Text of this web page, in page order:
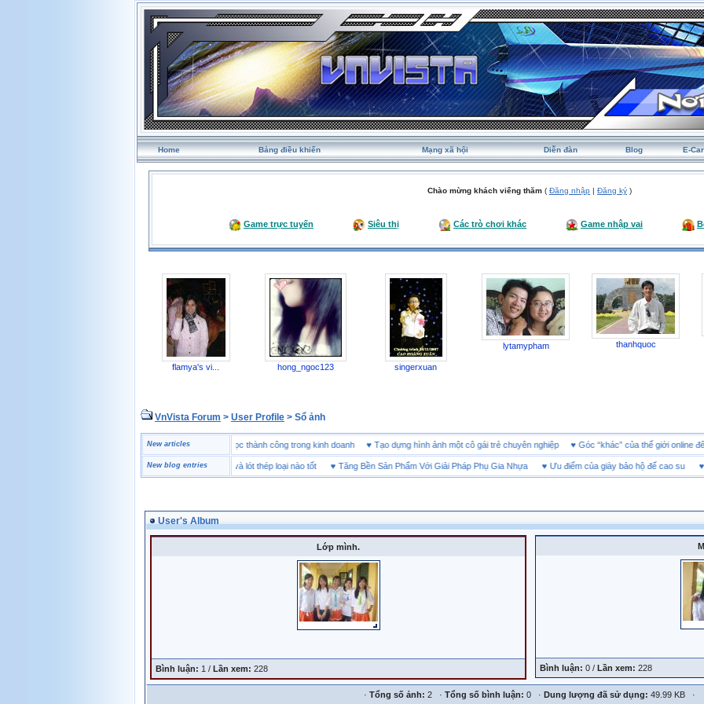
Home Bảng điều khiển Mạng xã hội Diễn đàn Blog E-
Chào mừng khách viếng thăm ( Đăng nhập | Đăng ký )
Game trực tuyến Siêu thị Các trò chơi khác Game nhập vai
flamya's vi... hong_ngoc123 singerxuan
lytamypham thanhquoc
VnVista Forum > User Profile > Sổ ảnh
New articles
Một số câu hỏi phỏng vấn “đặc biệt” của Microsoft 4 bài học thành công trong kinh doanh♥Tạo dựng hình ảnh một cô gái trẻ chuyên nghiệp♥Góc “khác” của thế giới
New blog entries
Giày bảo hộ lót Kevlar và lót thép loại nào tốt♥ Tăng Bền Sản Phẩm Với Giải Pháp Phụ Gia Nhựa♥ Ưu điểm của giày bảo hộ đế cao su♥
User's Album
Lớp mình.
Bình luận: 1 / Lần xem: 228 Bình luận: 0 / Lần xem: 228
· Tổng số ảnh: 2 · Tổng số bình luận: 0 · Dung lượng đã sử dụng: 49.99 KB ·